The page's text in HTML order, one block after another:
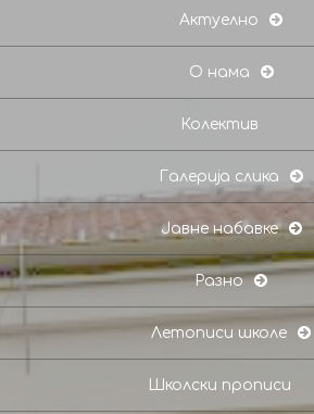
Актуелно
О нама
Колектив
Галерија слика
Јавне набавке
Разно
Летописи школе
Школски прописи